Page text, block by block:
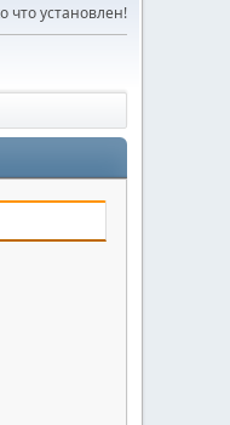
что установлен!